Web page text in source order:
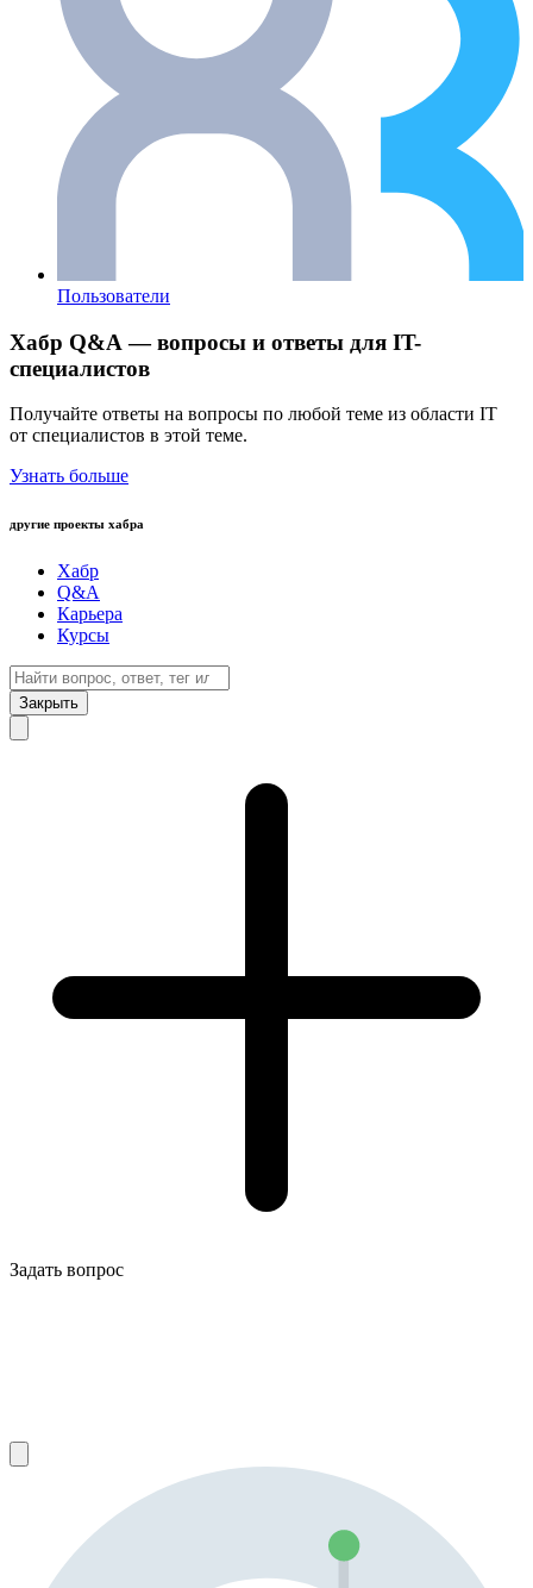
Пользователи
Хабр Q&A — вопросы и ответы для IT-
специалистов
Получайте ответы на вопросы по любой теме из области IT
от специалистов в этой теме.
Узнать больше
другие проекты хабра
Хабр
Q&A
Карьера
Курсы
Закрыть
Задать вопрос